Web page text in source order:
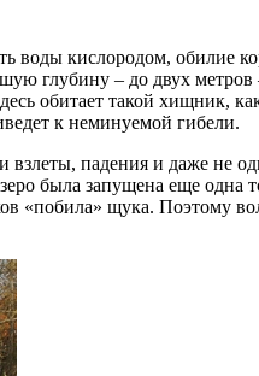
воды кислородом, обилие
глубину – до двух
обитает такой хищник,
к неминуемой гибели.
взлеты, падения и даже не
была запущена еще одна
«побила» щука. Поэтому